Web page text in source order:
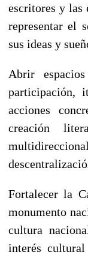
escritores y las
representar el
sus ideas y
Abrir
participación,
acciones
creación
Fortalecer la
monumento
cultura
interés